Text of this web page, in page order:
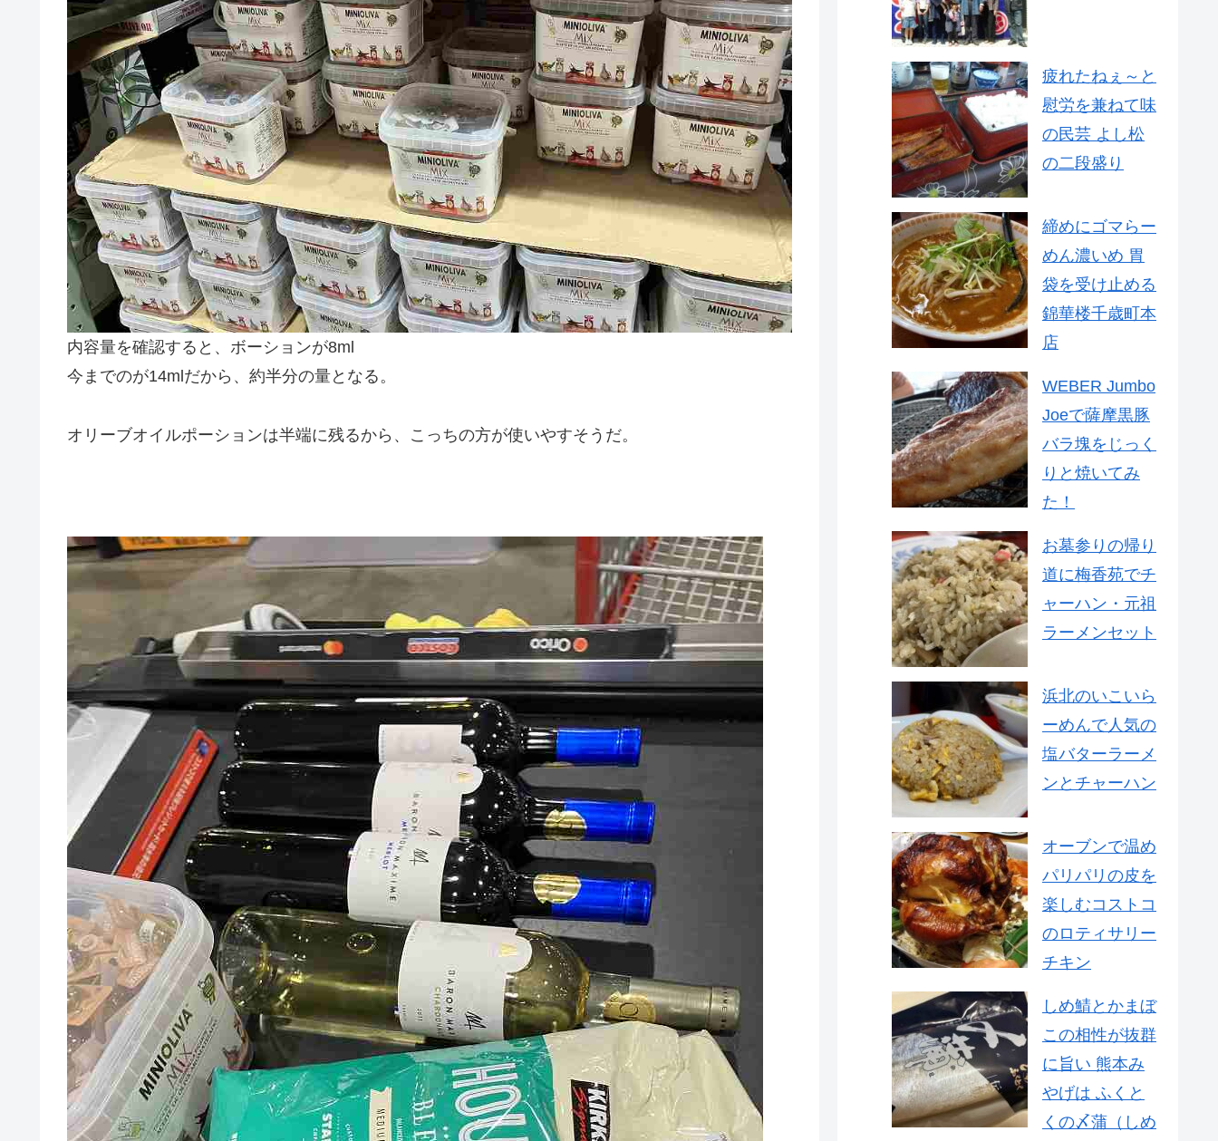
内容量を確認すると、ボーションが8ml
今までのが14mlだから、約半分の量となる。
オリーブオイルポーションは半端に残るから、こっちの方が使いやすそうだ。
疲れたねぇ～と
慰労を兼ねて味
の民芸 よし松
の二段盛り
締めにゴマらー
めん濃いめ 胃
袋を受け止める
錦華楼千歳町本
店
WEBER Jumbo
Joeで薩摩黒豚
バラ塊をじっく
りと焼いてみ
た！
お墓参りの帰り
道に梅香苑でチ
ャーハン・元祖
ラーメンセット
浜北のいこいら
ーめんで人気の
塩バターラーメ
ンとチャーハン
オーブンで温め
パリパリの皮を
楽しむコストコ
のロティサリー
チキン
しめ鯖とかまぼ
この相性が抜群
に旨い 熊本み
やげは ふくと
くの〆蒲（しめ